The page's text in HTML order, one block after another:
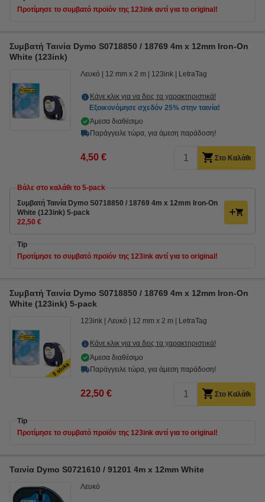
Προτίμησε το συμβατό προϊόν της 123ink αντί για το original!
Συμβατή Ταινία Dymo S0718850 / 18769 4m x 12mm Iron-On
White (123ink)
Λευκό 12 mm x 2 m 123ink LetraTag
Κάνε κλικ για να δεις τα χαρακτηριστικά!
Εξοικονόμησε σχεδόν 25% στην ταινία!
Άμεσα διαθέσιμο
Παράγγειλε τώρα, για άμεση παράδοση!
4,50 € Στο Καλάθι
Βάλε στο καλάθι το 5-pack
Συμβατή Ταινία Dymo S0718850 / 18769 4m x 12mm Iron-On
White (123ink) 5-pack
22,50 €
Tip
Προτίμησε το συμβατό προϊόν της 123ink αντί για το original!
Συμβατή Ταινία Dymo S0718850 / 18769 4m x 12mm Iron-On
White (123ink) 5-pack
123ink Λευκό 12 mm x 2 m LetraTag
Κάνε κλικ για να δεις τα χαρακτηριστικά!
Άμεσα διαθέσιμο
Παράγγειλε τώρα, για άμεση παράδοση!
22,50 € Στο Καλάθι
Tip
Προτίμησε το συμβατό προϊόν της 123ink αντί για το original!
Ταινία Dymo S0721610 / 91201 4m x 12mm White
Λευκό